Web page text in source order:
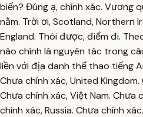
biển? Đúng ạ, chính xác. Vương
nằm. Trời ơi, Scotland, Northern
England. Thôi được, điểm đi.
nào chính là nguyên tác trong
liền với địa danh thể thao tiếng
Chưa chính xác, United
Chưa chính xác, Việt Nam. Chưa
chính xác, Russia. Chưa chính xác.